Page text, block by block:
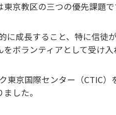
京教区の三つの優先課題で
に成長すること、特に信徒
ボランティアとして受け入
東京国際センター（CTIC
した。